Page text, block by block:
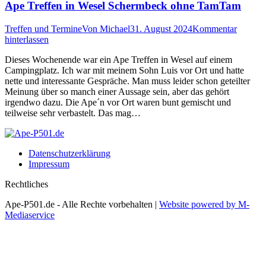
Ape Treffen in Wesel Schermbeck ohne TamTam
Treffen und TermineVon Michael31. August 2024Kommentar
hinterlassen
Dieses Wochenende war ein Ape Treffen in Wesel auf einem
Campingplatz. Ich war mit meinem Sohn Luis vor Ort und hatte
nette und interessante Gespräche. Man muss leider schon geteilter
Meinung über so manch einer Aussage sein, aber das gehört
irgendwo dazu. Die Ape´n vor Ort waren bunt gemischt und
teilweise sehr verbastelt. Das mag…
Datenschutz­erklärung
Impressum
Rechtliches
Ape-P501.de - Alle Rechte vorbehalten | Website powered by M-
Mediaservice